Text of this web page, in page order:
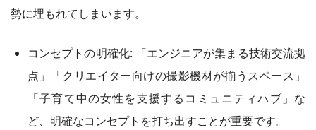
勢に埋もれてしまいます。
コンセプトの明確化: 「エンジニアが集まる技術交流拠
点」「クリエイター向けの撮影機材が揃うスペース」
「子育て中の女性を支援するコミュニティハブ」な
ど、明確なコンセプトを打ち出すことが重要です。